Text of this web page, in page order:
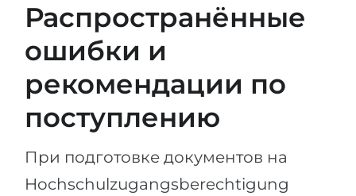
Распространённые
ошибки и
рекомендации по
поступлению
При подготовке документов на
Hochschulzugangsberechtigung